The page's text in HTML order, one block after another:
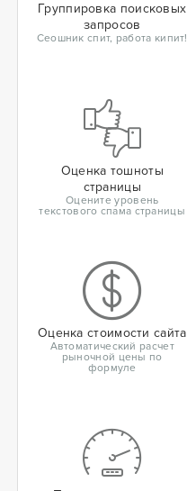
Группировка поисковых
запросов
Сеошник спит, работа кипит!
Оценка тошноты
страницы
Оцените уровень
текстового спама страницы
Оценка стоимости сайта
Автоматический расчет
рыночной цены по
формуле